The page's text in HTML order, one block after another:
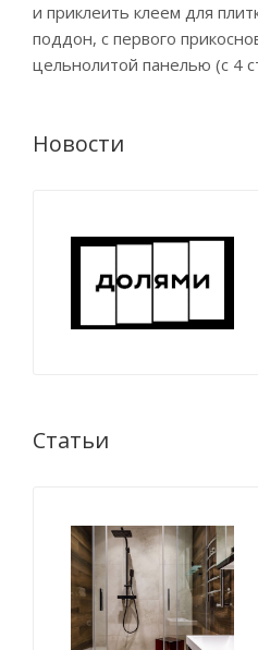
и приклеить клеем для
поддон, с первого
цельнолитой панелью (с 4
Новости
Статьи